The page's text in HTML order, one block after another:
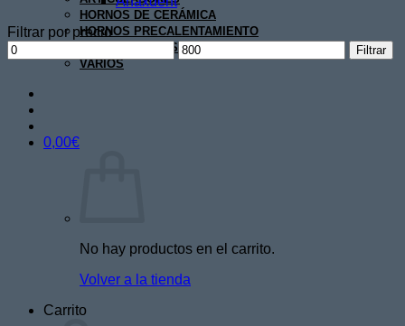
HORNOS DE CERÁMICA
HORNOS PRECALENTAMIENTO
MICROMOTORES
VARIOS
0,00€
No hay productos en el carrito.
Volver a la tienda
Carrito
Filtrar por precio
Precio
mínimo
Precio
máximo
Filtrar